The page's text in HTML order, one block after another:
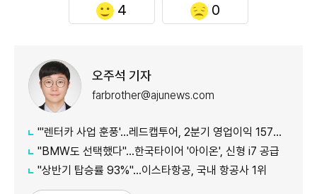
4 0
오주석 기자
farbrother@ajunews.com
"'렌터카 사업 훈풍'…레드캡투어, 2분기 영업이익 157억원
"BMW도 선택했다"…한국타이어 '아이온', 신형 i7 공급
"상반기 탑승률 93%"…이스타항공, 국내 항공사 1위